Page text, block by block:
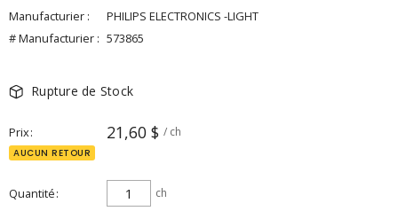
Manufacturier :
PHILIPS ELECTRONICS -LIGHT
# Manufacturier : 573865
Rupture de Stock
Prix 21,60 $ / ch
AUCUN RETOUR
Quantité ch